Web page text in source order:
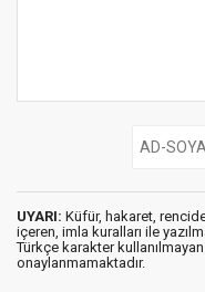
UYARI: Küfür, hakaret,
içeren, imla kuralları ile
Türkçe karakter
onaylanmamaktadır.